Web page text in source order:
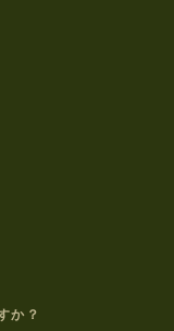
か？